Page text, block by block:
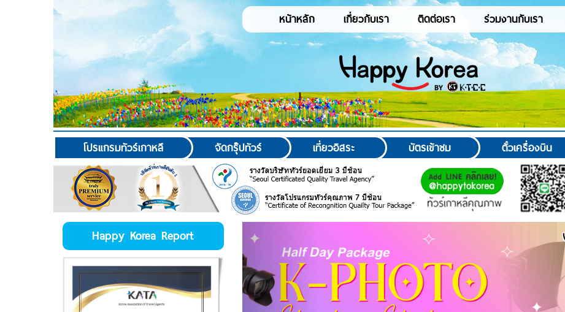
หน้าหลัก เกี่ยวกับเรา ติดต่อเรา ร่วมงานกับเรา
โปรแกรมทัวร์เกาหลี จัดกรุ๊ปทัวร์ เที่ยวอิสระ บัตรเข้าชม ตั๋วเครื่องบิน
Happy Korea Report